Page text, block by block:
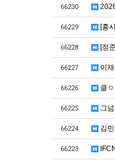
66230
66229 [홍
66228 [정
66227 이
66226 클
66225 그
66224 김
66223